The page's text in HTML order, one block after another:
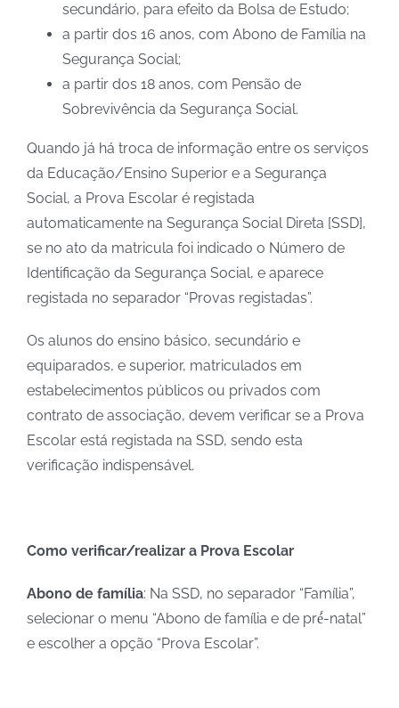
secundário, para efeito da Bolsa de Estudo;
a partir dos 16 anos, com Abono de Família na
Segurança Social;
a partir dos 18 anos, com Pensão de
Sobrevivência da Segurança Social.
Quando já há troca de informação entre os serviços
da Educação/Ensino Superior e a Segurança
Social, a Prova Escolar é registada
automaticamente na Segurança Social Direta [SSD],
se no ato da matricula foi indicado o Número de
Identificação da Segurança Social, e aparece
registada no separador “Provas registadas”.
Os alunos do ensino básico, secundário e
equiparados, e superior, matriculados em
estabelecimentos públicos ou privados com
contrato de associação, devem verificar se a Prova
Escolar está registada na SSD, sendo esta
verificação indispensável.
Como verificar/realizar a Prova Escolar
Abono de família: Na SSD, no separador “Família”,
selecionar o menu “Abono de família e de pré́-natal”
e escolher a opção “Prova Escolar”.